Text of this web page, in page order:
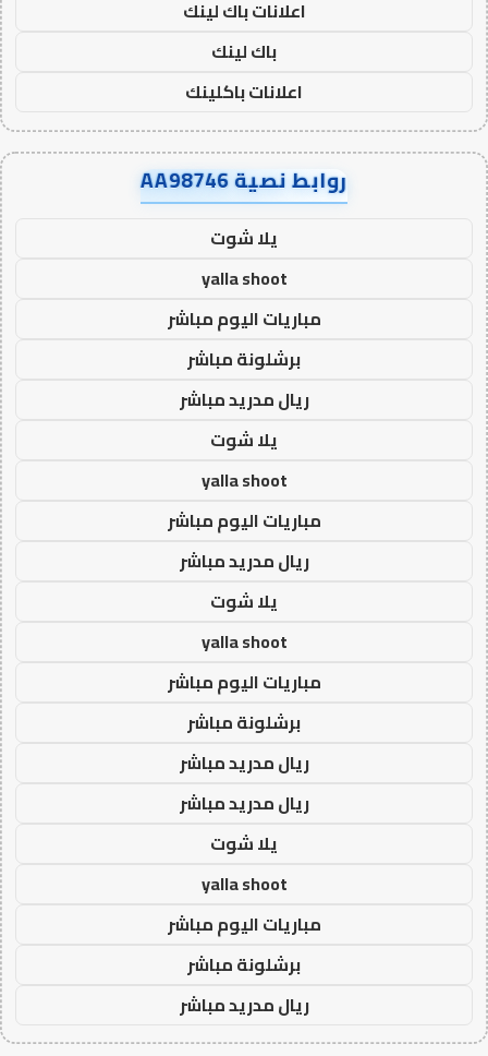
اعلانات باك لينك
باك لينك
اعلانات باكلينك
روابط نصية AA98746
يلا شوت
yalla shoot
مباريات اليوم مباشر
برشلونة مباشر
ريال مدريد مباشر
يلا شوت
yalla shoot
مباريات اليوم مباشر
ريال مدريد مباشر
يلا شوت
yalla shoot
مباريات اليوم مباشر
برشلونة مباشر
ريال مدريد مباشر
ريال مدريد مباشر
يلا شوت
yalla shoot
مباريات اليوم مباشر
برشلونة مباشر
ريال مدريد مباشر